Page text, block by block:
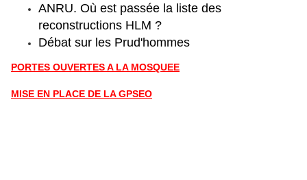
ANRU. Où est passée la liste des
reconstructions HLM ?
Débat sur les Prud'hommes
PORTES OUVERTES A LA MOSQUEE
MISE EN PLACE DE LA GPSEO